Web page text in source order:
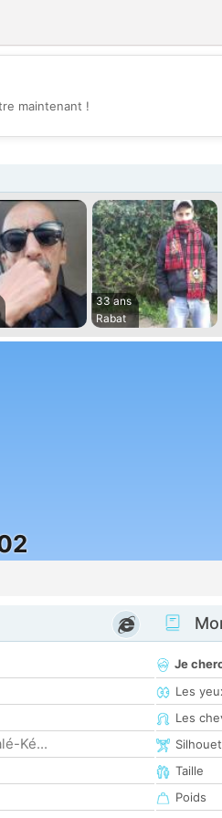
maintenant !
33 ans
Rabat
Ké...
Je
Les
Les
Taille
Poids